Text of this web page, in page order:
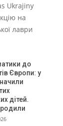
Ukrajiny
на
лаври
до
Європи: у
дітей.